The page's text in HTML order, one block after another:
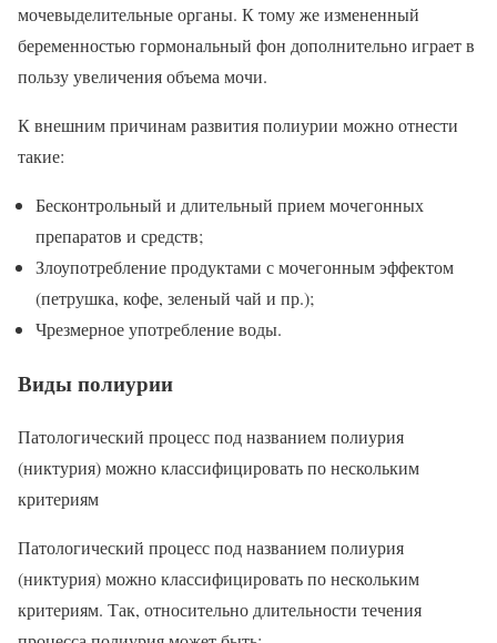
мочевыделительные органы. К тому же измененный
беременностью гормональный фон дополнительно играет в
пользу увеличения объема мочи.
К внешним причинам развития полиурии можно отнести
такие:
Бесконтрольный и длительный прием мочегонных
препаратов и средств;
Злоупотребление продуктами с мочегонным эффектом
(петрушка, кофе, зеленый чай и пр.);
Чрезмерное употребление воды.
Виды полиурии
Патологический процесс под названием полиурия
(никтурия) можно классифицировать по нескольким
критериям
Патологический процесс под названием полиурия
(никтурия) можно классифицировать по нескольким
критериям. Так, относительно длительности течения